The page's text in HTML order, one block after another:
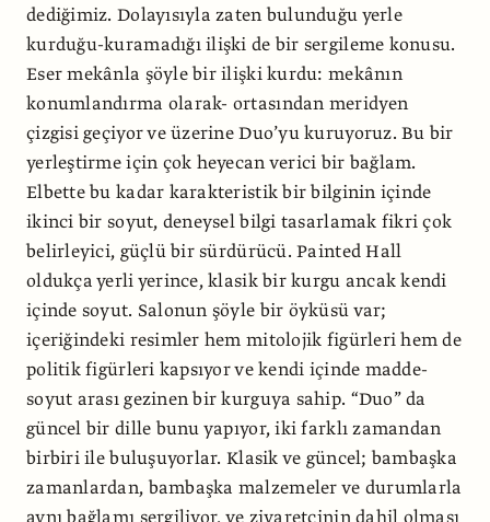
dediğimiz. Dolayısıyla zaten bulunduğu yerle
kurduğu-kuramadığı ilişki de bir sergileme konusu.
Eser mekânla şöyle bir ilişki kurdu: mekânın
konumlandırma olarak- ortasından meridyen
çizgisi geçiyor ve üzerine Duo’yu kuruyoruz. Bu bir
yerleştirme için çok heyecan verici bir bağlam.
Elbette bu kadar karakteristik bir bilginin içinde
ikinci bir soyut, deneysel bilgi tasarlamak fikri çok
belirleyici, güçlü bir sürdürücü. Painted Hall
oldukça yerli yerince, klasik bir kurgu ancak kendi
içinde soyut. Salonun şöyle bir öyküsü var;
içeriğindeki resimler hem mitolojik figürleri hem de
politik figürleri kapsıyor ve kendi içinde madde-
soyut arası gezinen bir kurguya sahip. “Duo” da
güncel bir dille bunu yapıyor, iki farklı zamandan
birbiri ile buluşuyorlar. Klasik ve güncel; bambaşka
zamanlardan, bambaşka malzemeler ve durumlarla